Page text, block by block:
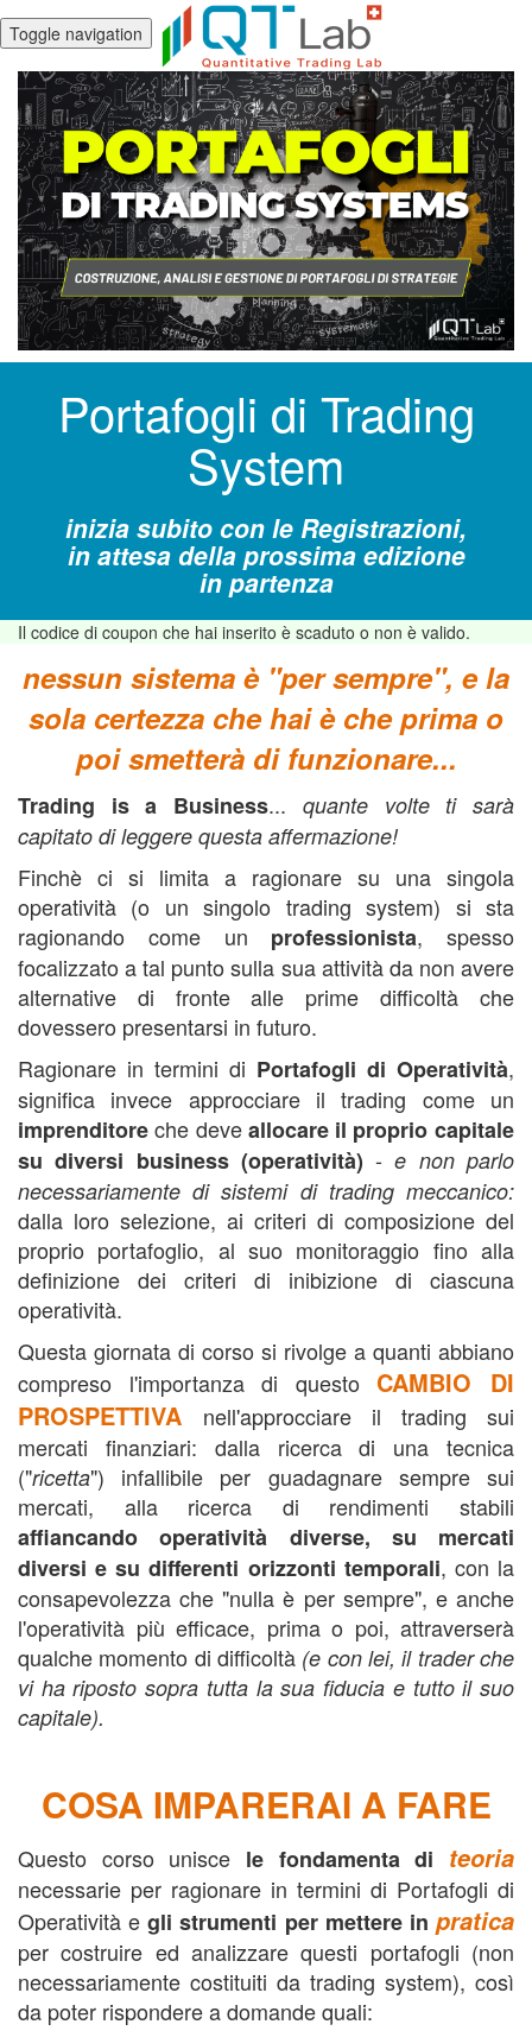
Toggle navigation
Portafogli di Trading
System
inizia subito con le Registrazioni,
in attesa della prossima edizione
in partenza
Il codice di coupon che hai inserito è scaduto o non è valido.
nessun sistema è "per sempre", e la
sola certezza che hai è che prima o
poi smetterà di funzionare...
Trading is a Business... quante volte ti sarà
capitato di leggere questa affermazione!
Finchè ci si limita a ragionare su una singola
operatività (o un singolo trading system) si sta
ragionando come un professionista, spesso
focalizzato a tal punto sulla sua attività da non avere
alternative di fronte alle prime difficoltà che
dovessero presentarsi in futuro.
Ragionare in termini di Portafogli di Operatività,
significa invece approcciare il trading come un
imprenditoreche deveallocare il proprio capitale
su diversi business (operatività) -e non parlo
necessariamente di sistemi di trading meccanico:
dalla loro selezione, ai criteri di composizione del
proprio portafoglio, al suo monitoraggio fino alla
definizione dei criteri di inibizione di ciascuna
operatività.
Questa giornata di corso si rivolge a quanti abbiano
compreso l'importanza di questo CAMBIO DI
PROSPETTIVA nell'approcciare il trading sui
mercati finanziari: dalla ricerca di una tecnica
("ricetta") infallibile per guadagnare sempre sui
mercati, alla ricerca di rendimenti stabili
affiancando operatività diverse, su mercati
diversi e su differenti orizzonti temporali, con la
consapevolezza che "nulla è per sempre", e anche
l'operatività più efficace, prima o poi, attraverserà
qualche momento di difficoltà (e con lei, il trader che
vi ha riposto sopra tutta la sua fiducia e tutto il suo
capitale).
COSA IMPARERAI A FARE
Questo corso unisce le fondamenta di teoria
necessarie per ragionare in termini di Portafogli di
Operatività egli strumenti per mettere inpratica
per costruire ed analizzare questi portafogli (non
necessariamente costituiti da trading system), così
da poter rispondere a domande quali: